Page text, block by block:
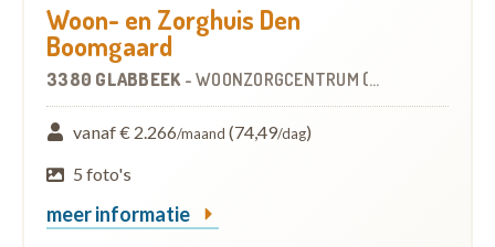
Woon- en Zorghuis Den
Boomgaard
3380 GLABBEEK - WOONZORGCENTRUM (WZC)
vanaf € 2.266/maand (74,49/dag)
5 foto's
meer informatie